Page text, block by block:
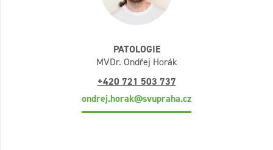
PATOLOGIE
MVDr. Ondřej Horák
+420 721 503 737
ondrej.horak@svupraha.cz